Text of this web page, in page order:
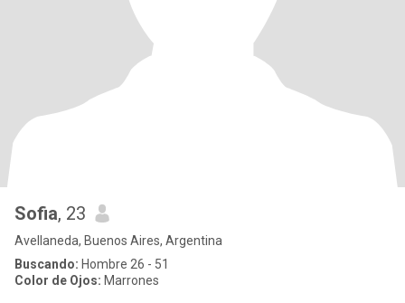
Sofia, 23
Avellaneda, Buenos Aires, Argentina
Buscando: Hombre 26 - 51
Color de Ojos: Marrones